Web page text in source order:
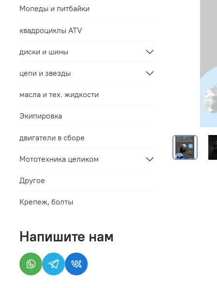
Мопеды и питбайки
квадроциклы ATV
диски и шины
цепи и звезды
масла и тех. жидкости
Экипировка
двигатели в сборе
Мототехника целиком
Другое
Крепеж, болты
Напишите нам